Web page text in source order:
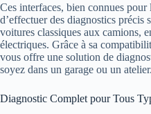
Ces interfaces, bien connues
d’effectuer des diagnostics précis
voitures classiques aux camions,
électriques. Grâce à sa
vous offre une solution de
soyez dans un garage ou un atelier.
Diagnostic Complet pour Tous